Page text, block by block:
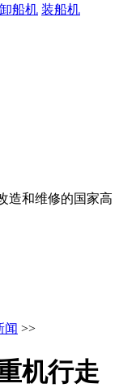
卸船机 装船机
造和维修的国家高
闻 >>
机行走